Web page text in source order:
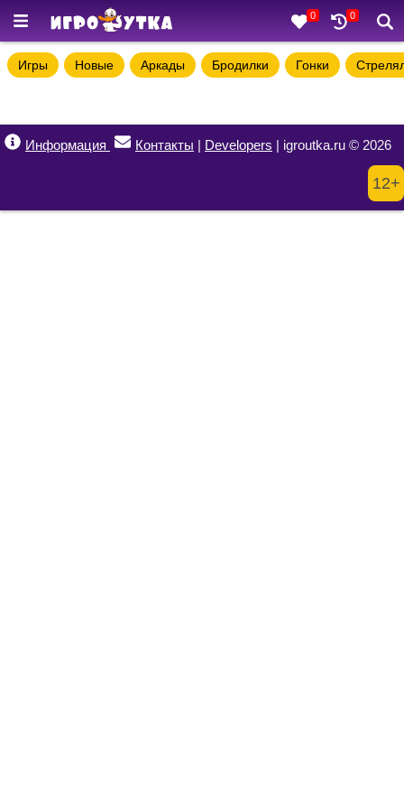
0 0
Игры Новые Аркады Бродилки Гонки
Информация Контакты | Developers | igroutka.ru © 2026
12+